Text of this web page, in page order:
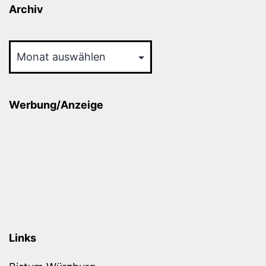
Archiv
Werbung/Anzeige
Links